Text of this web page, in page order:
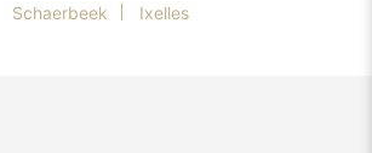
Schaerbeek
Ixelles